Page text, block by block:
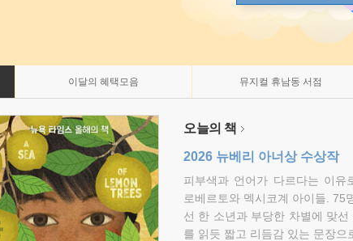
이달의 혜택모음 뮤지컬 휴남동 서점
오늘의 책
2026 뉴베리 아너상 수상작
피부색과 언어가 다르다는 이
로베르토와 멕시코계 아이들. 75
선 한 소년과 부당한 차별에 맞
를 읽듯 짧고 리듬감 있는 문장으